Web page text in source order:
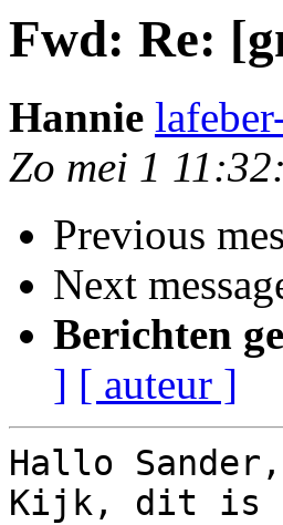
Fwd: Re:
Hannie
Zo mei 1
Previous
Next
Berichten
] [ auteur ]
Hallo Sander,
Kijk, dit is